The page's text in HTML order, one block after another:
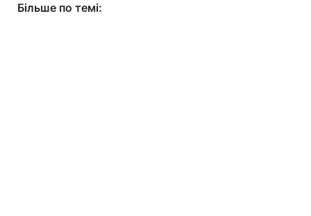
Більше по темі: